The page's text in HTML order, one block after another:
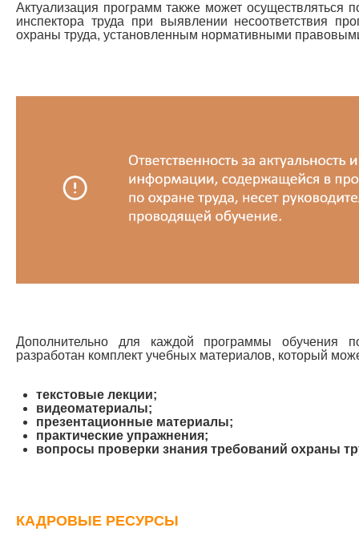
Актуализация программ также может осуществляться
инспектора труда при выявлении несоответствия
охраны труда, установленным нормативными
Дополнительно для каждой программы обучения
разработан комплект учебных материалов, который
текстовые лекции;
видеоматериалы;
презентационные материалы;
практические упражнения;
вопросы проверки знания требований охраны
КАДРОВЫЕ РЕСУРСЫ